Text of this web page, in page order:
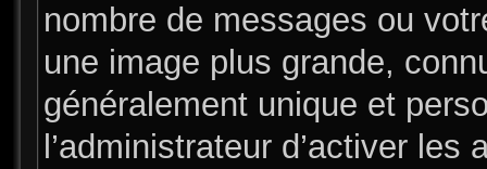
nombre de messages ou
une image plus grande,
généralement unique et
l’administrateur d’activer